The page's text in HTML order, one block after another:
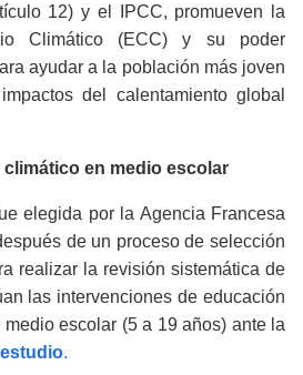
12) y el IPCC, promueven la
Climático (ECC) y su poder
ayudar a la población más joven
del calentamiento global
en medio escolar
elegida por la Agencia Francesa
de un proceso de selección
realizar la revisión sistemática de
las intervenciones de educación
escolar (5 a 19 años) ante la
.